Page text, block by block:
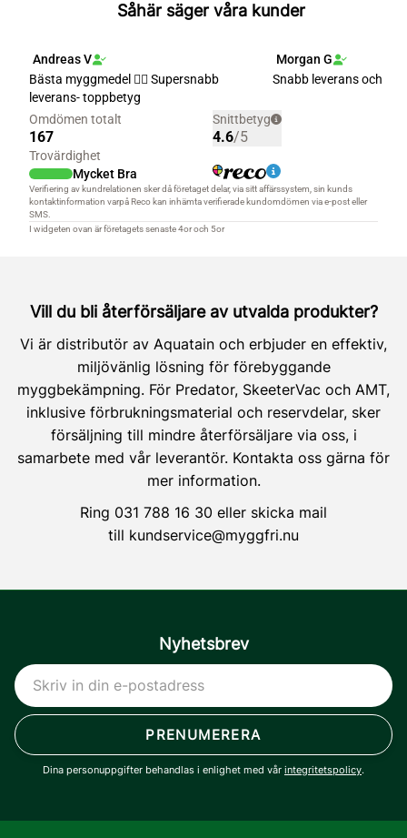
Såhär säger våra kunder
Vill du bli återförsäljare av utvalda produkter?
Vi är distributör av Aquatain och erbjuder en effektiv,
miljövänlig lösning för förebyggande
myggbekämpning. För Predator, SkeeterVac och AMT,
inklusive förbrukningsmaterial och reservdelar, sker
försäljning till mindre återförsäljare via oss, i
samarbete med vår leverantör. Kontakta oss gärna för
mer information.
Ring 031 788 16 30 eller skicka mail
till kundservice@myggfri.nu
Nyhetsbrev
PRENUMERERA
Dina personuppgifter behandlas i enlighet med vår integritetspolicy.